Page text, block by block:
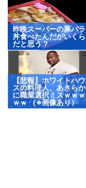
昨晩スーパーの豚バラ
丼食べたんだがいくら
だと思う？
【悲報】ホワイトハウ
スの料理人、あきらか
に職業選択ミスｗｗｗ
ｗｗ （※画像あり）